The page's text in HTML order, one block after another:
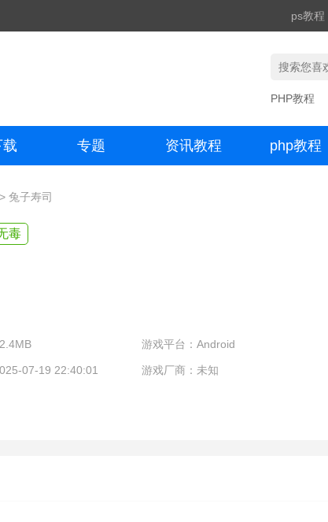
ps教程
PHP教程
专题 资讯教程 php教程
> 兔子寿司
毒
游戏平台：Android
07-19 22:40:01 游戏厂商：未知